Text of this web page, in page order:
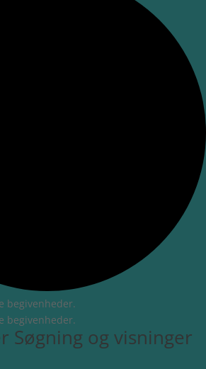
begivenheder.
begivenheder.
Søgning og visninger